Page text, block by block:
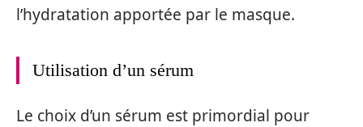
l’hydratation apportée par le masque.
Utilisation d’un sérum
Le choix d’un sérum est primordial pour